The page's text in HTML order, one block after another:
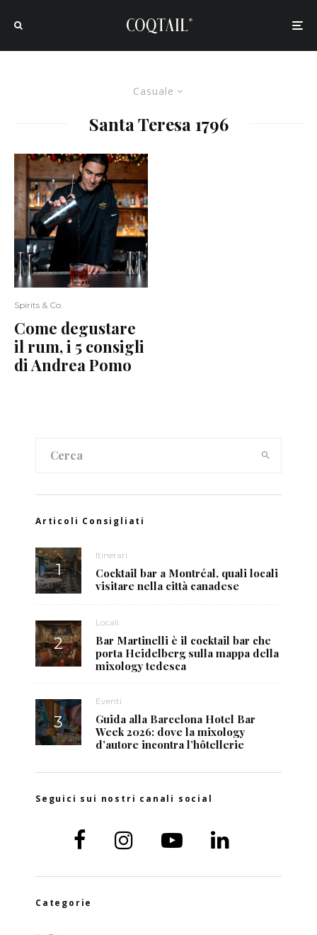
Casuale
Santa Teresa 1796
Spirits & Co.
Come degustare
il rum, i 5 consigli
di Andrea Pomo
Articoli Consigliati
Itinerari
Cocktail bar a Montréal, quali locali
visitare nella città canadese
Locali
Bar Martinelli è il cocktail bar che
porta Heidelberg sulla mappa della
mixology tedesca
Eventi
Guida alla Barcelona Hotel Bar
Week 2026: dove la mixology
d’autore incontra l’hôtellerie
Seguici sui nostri canali social
Categorie